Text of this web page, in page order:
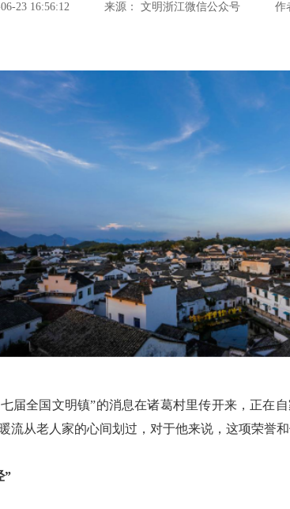
23 16:56:12 来源： 文明浙江微信公众号 作
全国文明镇”的消息在诸葛村里传开来，正在
流从老人家的心间划过，对于他来说，这项荣誉和
”